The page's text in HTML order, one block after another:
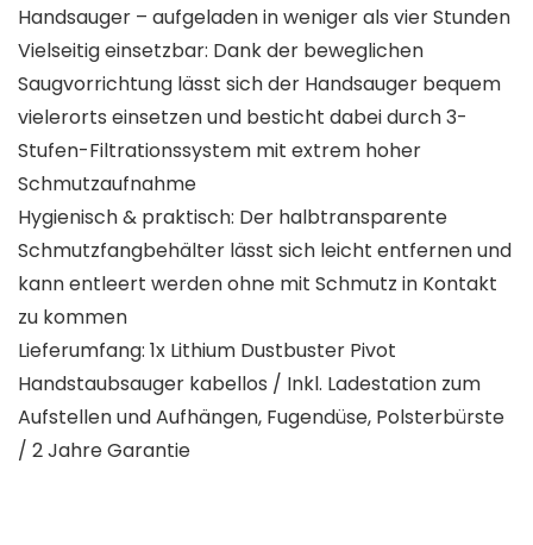
Handsauger – aufgeladen in weniger als vier Stunden
Vielseitig einsetzbar: Dank der beweglichen
Saugvorrichtung lässt sich der Handsauger bequem
vielerorts einsetzen und besticht dabei durch 3-
Stufen-Filtrationssystem mit extrem hoher
Schmutzaufnahme
Hygienisch & praktisch: Der halbtransparente
Schmutzfangbehälter lässt sich leicht entfernen und
kann entleert werden ohne mit Schmutz in Kontakt
zu kommen
Lieferumfang: 1x Lithium Dustbuster Pivot
Handstaubsauger kabellos / Inkl. Ladestation zum
Aufstellen und Aufhängen, Fugendüse, Polsterbürste
/ 2 Jahre Garantie